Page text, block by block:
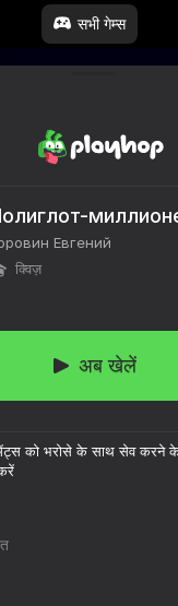
सभी गेम्स
Евгений
क्विज़
अब खेलें
को भरोसे के साथ सेव करने